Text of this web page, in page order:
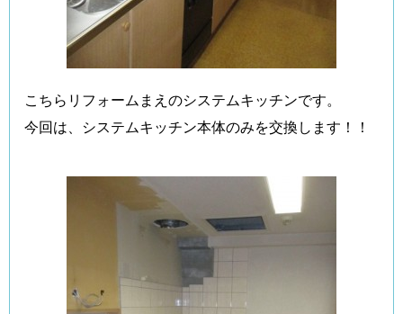
こちらリフォームまえのシステムキッチンです。
今回は、システムキッチン本体のみを交換します！！